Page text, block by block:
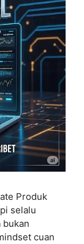
Produk
selalu
bukan
cuan